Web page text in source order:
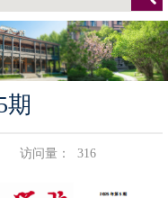
期
访问量： 316